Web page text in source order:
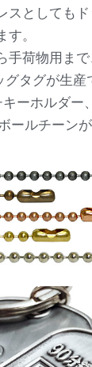
スとしても
。
手荷物用ま
タグが生産
ーホルダー
ールチーン